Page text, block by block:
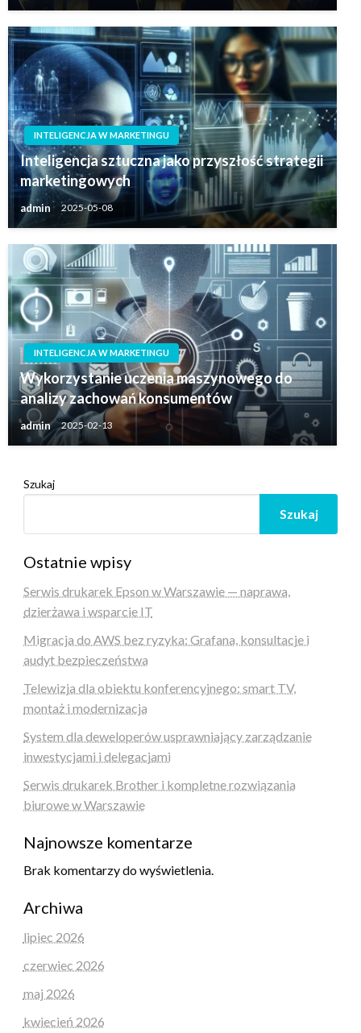
INTELIGENCJA W MARKETINGU
Inteligencja sztuczna jako przyszłość strategii
marketingowych
admin 2025-05-08
INTELIGENCJA W MARKETINGU
Wykorzystanie uczenia maszynowego do
analizy zachowań konsumentów
admin 2025-02-13
Szukaj
Szukaj
Ostatnie wpisy
Serwis drukarek Epson w Warszawie — naprawa,
dzierżawa i wsparcie IT
Migracja do AWS bez ryzyka: Grafana, konsultacje i
audyt bezpieczeństwa
Telewizja dla obiektu konferencyjnego: smart TV,
montaż i modernizacja
System dla deweloperów usprawniający zarządzanie
inwestycjami i delegacjami
Serwis drukarek Brother i kompletne rozwiązania
biurowe w Warszawie
Najnowsze komentarze
Brak komentarzy do wyświetlenia.
Archiwa
lipiec 2026
czerwiec 2026
maj 2026
kwiecień 2026